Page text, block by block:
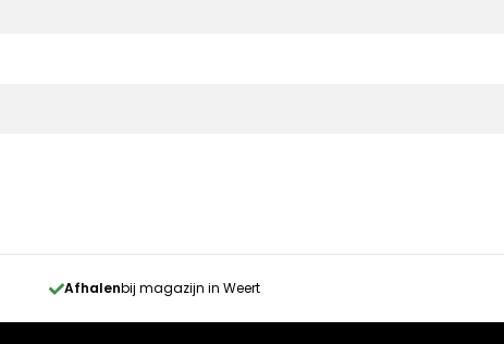
Afhalenbij magazijn in Weert